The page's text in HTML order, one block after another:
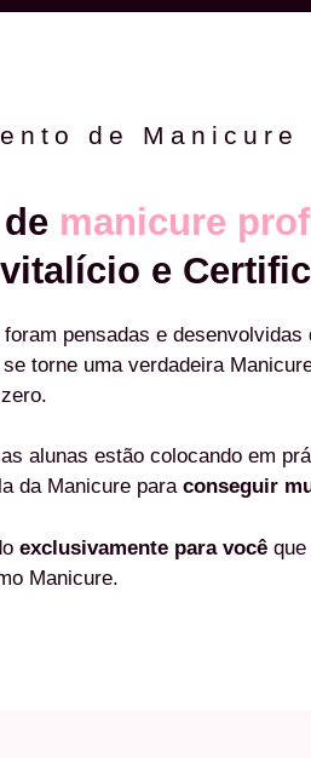
de Manicure
manicure
e
pensadas e
torne uma verdadeira
alunas estão colocando em
da Manicure para conseguir
exclusivamente para você
Manicure.